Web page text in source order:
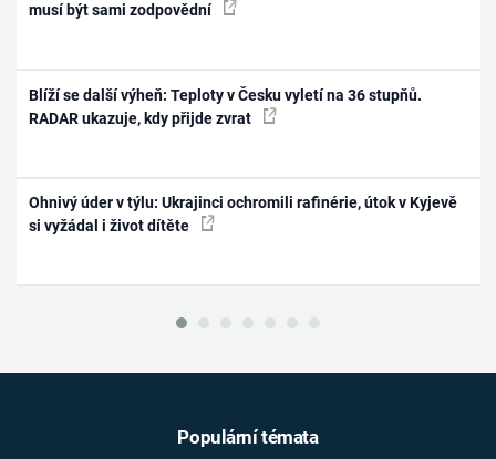
musí být sami zodpovědní
Blíží se další výheň: Teploty v Česku vyletí na 36 stupňů.
RADAR ukazuje, kdy přijde zvrat
Ohnivý úder v týlu: Ukrajinci ochromili rafinérie, útok v Kyjevě
si vyžádal i život dítěte
Populární témata